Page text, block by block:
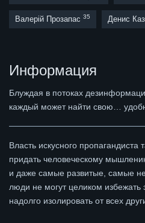
Валерій Прозапас 35 Денис
Информация
Блуждая в потоках
каждый может найти свою…
Власть искусного пропагандиста
придать человеческому
и даже самые развитые, самые
люди не могут целиком избежать
надолго изолировать от всех